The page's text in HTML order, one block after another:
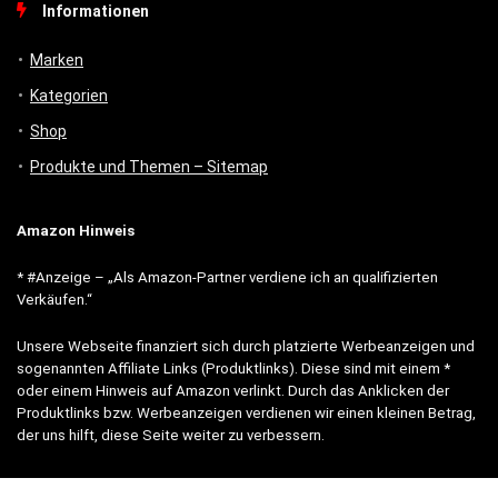
Informationen
Marken
Kategorien
Shop
Produkte und Themen – Sitemap
Amazon Hinweis
* #Anzeige – „Als Amazon-Partner verdiene ich an qualifizierten
Verkäufen.“
Unsere Webseite finanziert sich durch platzierte Werbeanzeigen und
sogenannten Affiliate Links (Produktlinks). Diese sind mit einem *
oder einem Hinweis auf Amazon verlinkt. Durch das Anklicken der
Produktlinks bzw. Werbeanzeigen verdienen wir einen kleinen Betrag,
der uns hilft, diese Seite weiter zu verbessern.